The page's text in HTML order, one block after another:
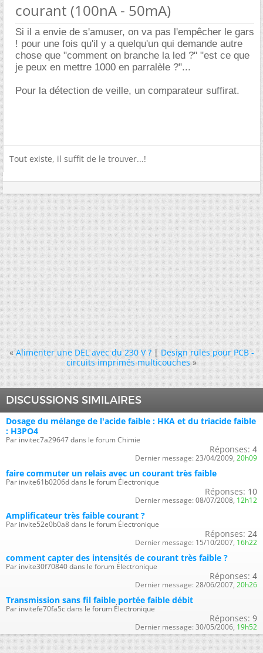
courant (100nA - 50mA)
Si il a envie de s'amuser, on va pas l'empêcher le gars
! pour une fois qu'il y a quelqu'un qui demande autre
chose que "comment on branche la led ?" "est ce que
je peux en mettre 1000 en parralèle ?"...
Pour la détection de veille, un comparateur suffirat.
Tout existe, il suffit de le trouver...!
« Alimenter une DEL avec du 230 V ?|Design rules pour PCB -
circuits imprimés multicouches »
DISCUSSIONS SIMILAIRES
Dosage du mélange de l'acide faible : HKA et du triacide faible
: H3PO4
Par invitec7a29647 dans le forum Chimie
Réponses: 4
Dernier message: 23/04/2009, 20h09
faire commuter un relais avec un courant très faible
Par invite61b0206d dans le forum Électronique
Réponses: 10
Dernier message: 08/07/2008, 12h12
Amplificateur très faible courant ?
Par invite52e0b0a8 dans le forum Électronique
Réponses: 24
Dernier message: 15/10/2007, 16h22
comment capter des intensités de courant très faible ?
Par invite30f70840 dans le forum Électronique
Réponses: 4
Dernier message: 28/06/2007, 20h26
Transmission sans fil faible portée faible débit
Par invitefe70fa5c dans le forum Électronique
Réponses: 9
Dernier message: 30/05/2006, 19h52